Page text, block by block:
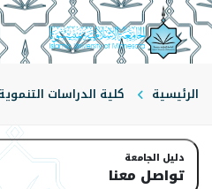
الرئيسية كلية الدراسات
دليل الجامعة
تواصل معنا